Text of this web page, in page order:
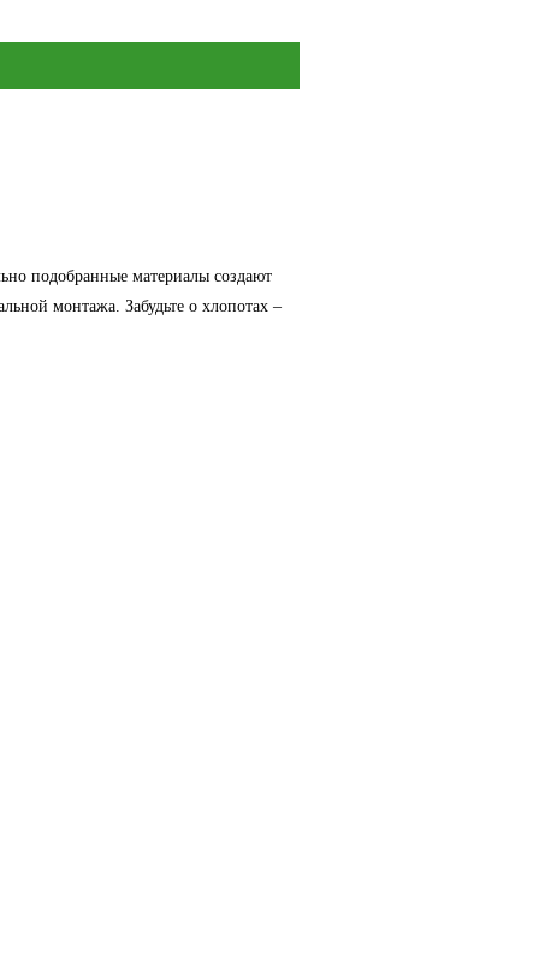
подобранные материалы создают
монтажа. Забудьте о хлопотах –